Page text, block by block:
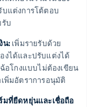
แต่งการโต้ตอบ
บ
น: เพิ่มรายรับด้วย
งได้และปรับแต่งได้
อโกงแบบไม่ต้องเขียน
พิ่มอัตราการอนุมัติ
มที่ยืดหยุ่นและเชื่อถือ